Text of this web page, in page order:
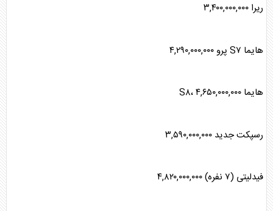
ریرا ۳,۴۰۰,۰۰۰,۰۰۰
هایما S۷ پرو ۴,۲۹۰,۰۰۰,۰۰۰
هایما S۸، ۴,۶۵۰,۰۰۰,۰۰۰
رسپکت جدید ۳,۵۹۰,۰۰۰,۰۰۰
فیدلیتی (۷ نفره) ۴,۸۲۰,۰۰۰,۰۰۰